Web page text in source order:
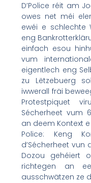
D’Police réit am
owes net méi
ewéi e schlechte
eng
einfach esou
vum
eigentlech eng
zu Lëtzebuerg
iwwerall fräi
Protestpiquet
Sécherheet vum
an deem Kontext
Police: Keng
d’Sécherheet vun
Dozou gehéiert
richtegen an
ausschwätzen ze